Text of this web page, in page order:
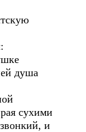
душа
сухими
и